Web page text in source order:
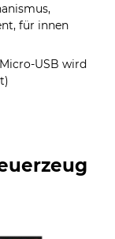
für innen
USB wird